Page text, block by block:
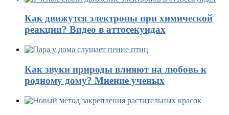
Как движутся электроны при химической
реакции? Видео в аттосекундах
Как звуки природы влияют на любовь к
родному дому? Мнение ученых